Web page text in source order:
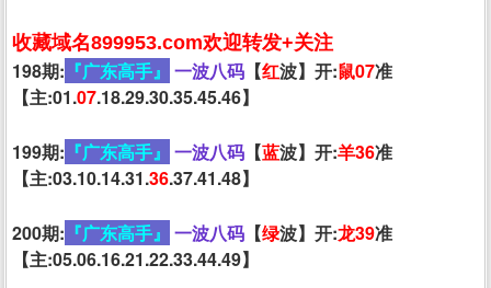
收藏域名899953.com欢迎转发+关注
198期: 『广东高手』 一波八码【红波】开:鼠07准
【主:01.07.18.29.30.35.45.46】
199期: 『广东高手』 一波八码【蓝波】开:羊36准
【主:03.10.14.31.36.37.41.48】
200期: 『广东高手』 一波八码【绿波】开:龙39准
【主:05.06.16.21.22.33.44.49】